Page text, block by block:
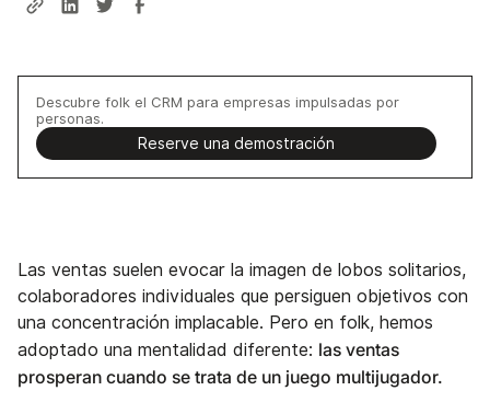
Descubre folk el CRM para empresas impulsadas por
personas.
Reserve una demostración
Las ventas suelen evocar la imagen de lobos solitarios,
colaboradores individuales que persiguen objetivos con
una concentración implacable. Pero en folk, hemos
adoptado una mentalidad diferente: las ventas
prosperan cuando se trata de un juego multijugador.